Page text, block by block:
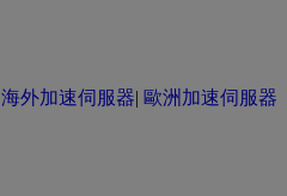
海外加速伺服器| 歐洲加速伺服器